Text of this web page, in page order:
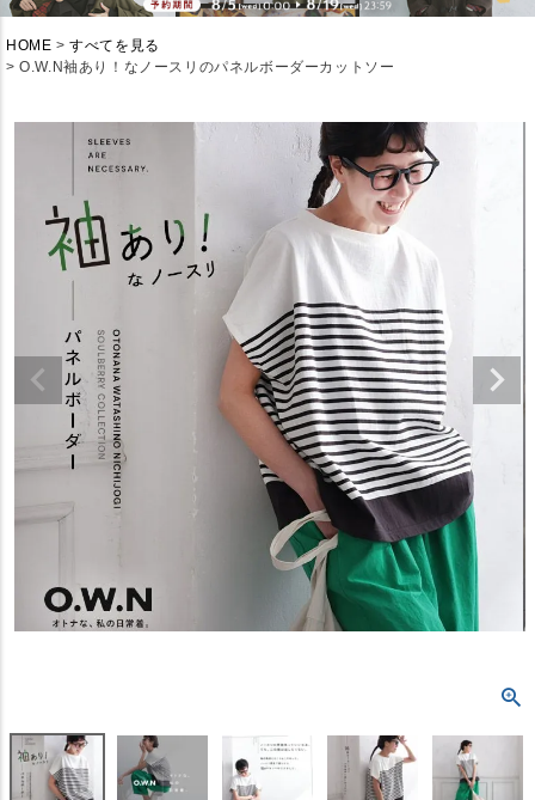
HOME
すべてを見る
O.W.N袖あり！なノースリのパネルボーダーカットソー